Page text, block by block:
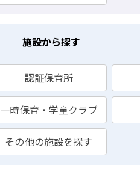
施設から探す
認証保育所
一時保育・学童クラブ
その他の施設を探す